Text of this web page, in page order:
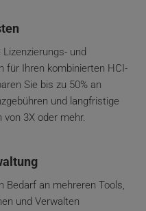
und
für Ihren kombinierten HCI-
Sie bis zu 50% an
und langfristige
von 3X oder mehr.
Bedarf an mehreren Tools,
und Verwalten